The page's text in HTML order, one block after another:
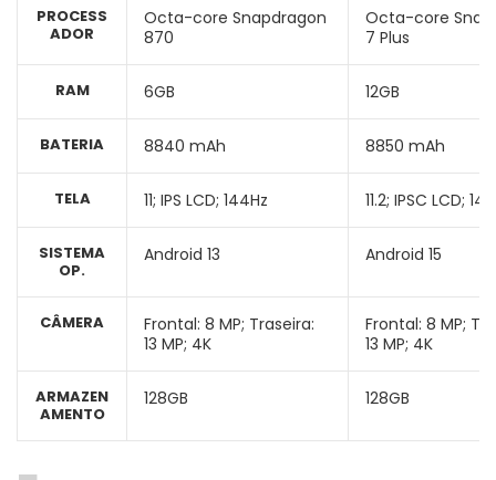
PROCESS
ADOR
RAM
BATERIA
TELA
SISTEMA
OP.
CÂMERA
ARMAZEN
AMENTO
Octa-core Snapdragon
870
6GB
8840 mAh
11; IPS LCD; 144Hz
Android 13
Frontal: 8 MP; Traseira:
13 MP; 4K
128GB
Octa-core
7 Plus
12GB
8850 mAh
11.2; IPSC LCD;
Android 15
Frontal: 8 MP;
13 MP; 4K
128GB